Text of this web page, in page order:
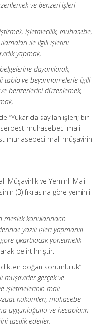
ve benzeri işleri
işletmecilik, muhasebe,
ile ilgili işlerini
yapmak,
dayanılarak,
tablo ve beyannamelerle ilgili
benzerlerini düzenlemek,
“Yukarıda sayılan işleri; bir
serbest muhasebeci mali
muhasebeci mali müşavirin
Müşavirlik ve Yeminli Mali
(B) fıkrasına göre yeminli
meslek konularından
yazılı işleri yapmanın
çıkartılacak yönetmelik
belirtilmiştir.
doğan sorumluluk”
müşavirler gerçek ve
işletmelerinin mali
hükümleri, muhasebe
uygunluğunu ve hesapların
tasdik ederler.